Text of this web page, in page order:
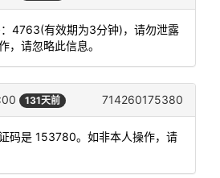
：4763(有效期为3分钟)，请勿泄露
，请忽略此信息。
131天前 714260175380
码是 153780。如非本人操作，请